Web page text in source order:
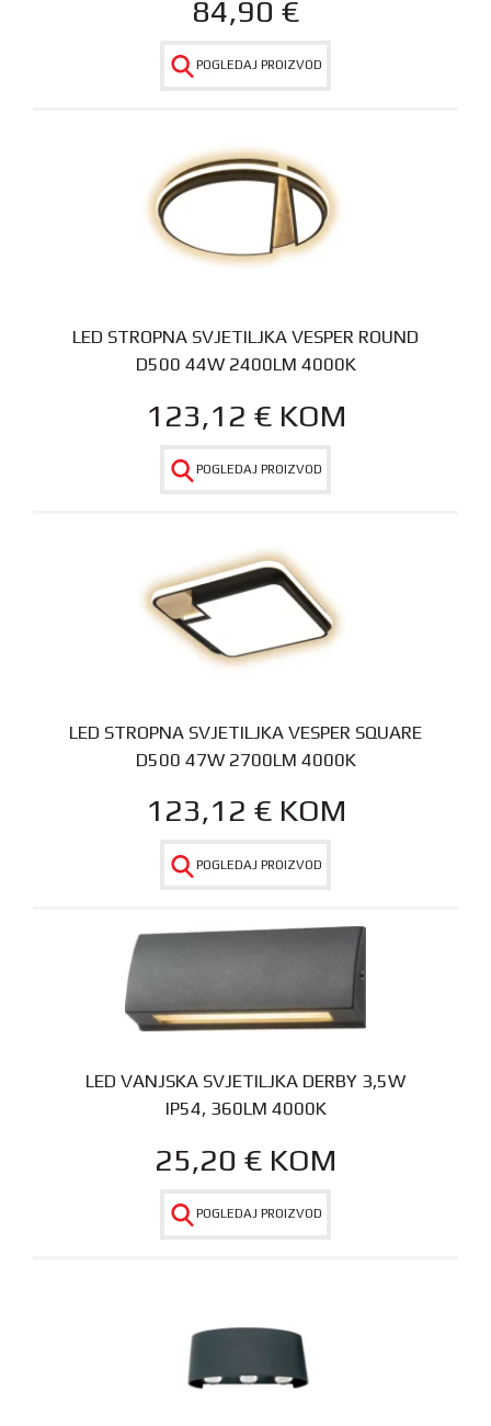
84,90 €
POGLEDAJ PROIZVOD
LED STROPNA SVJETILJKA VESPER ROUND
D500 44W 2400LM 4000K
123,12 € KOM
POGLEDAJ PROIZVOD
LED STROPNA SVJETILJKA VESPER SQUARE
D500 47W 2700LM 4000K
123,12 € KOM
POGLEDAJ PROIZVOD
LED VANJSKA SVJETILJKA DERBY 3,5W
IP54, 360LM 4000K
25,20 € KOM
POGLEDAJ PROIZVOD